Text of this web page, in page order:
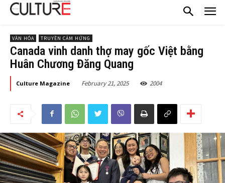
VĂN HÓA TRUYỀN CẢM HỨNG
Canada vinh danh thợ may gốc Việt bằng
Huân Chương Đăng Quang
Culture Magazine February 21, 2025 2004